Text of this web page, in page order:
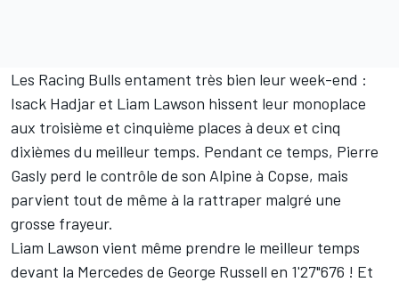
Les Racing Bulls entament très bien leur week-end :
Isack Hadjaret Liam Lawson hissent leur monoplace
aux troisième et cinquième places à deux et cinq
dixièmes du meilleur temps. Pendant ce temps, Pierre
Gasly perd le contrôle de son Alpine à Copse, mais
parvient tout de même à la rattraper malgré une
grosse frayeur.
Liam Lawson vient même prendre le meilleur temps
devant la Mercedes de George Russell en 1'27"676 ! Et